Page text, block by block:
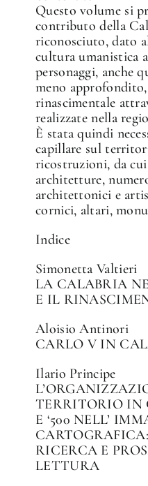
Questo volume si
contributo della
riconosciuto, dato
cultura umanistica
personaggi, anche
meno
rinascimentale
realizzate nella
È stata quindi
capillare sul
ricostruzioni, da
architetture,
architettonici e
cornici, altari,
Indice
Simonetta Valtieri
LA CALABRIA
E IL
Aloisio Antinori
CARLO V IN
Ilario Principe
TERRITORIO IN
E ‘500 NELL’
RICERCA E
LETTURA